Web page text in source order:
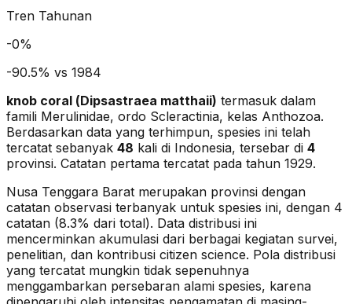
Tren Tahunan
-0%
-90.5% vs 1984
knob coral (Dipsastraea matthaii) termasuk dalam
famili Merulinidae, ordo Scleractinia, kelas Anthozoa.
Berdasarkan data yang terhimpun, spesies ini telah
tercatat sebanyak 48 kali di Indonesia, tersebar di 4
provinsi. Catatan pertama tercatat pada tahun 1929.
Nusa Tenggara Barat merupakan provinsi dengan
catatan observasi terbanyak untuk spesies ini, dengan 4
catatan (8.3% dari total). Data distribusi ini
mencerminkan akumulasi dari berbagai kegiatan survei,
penelitian, dan kontribusi citizen science. Pola distribusi
yang tercatat mungkin tidak sepenuhnya
menggambarkan persebaran alami spesies, karena